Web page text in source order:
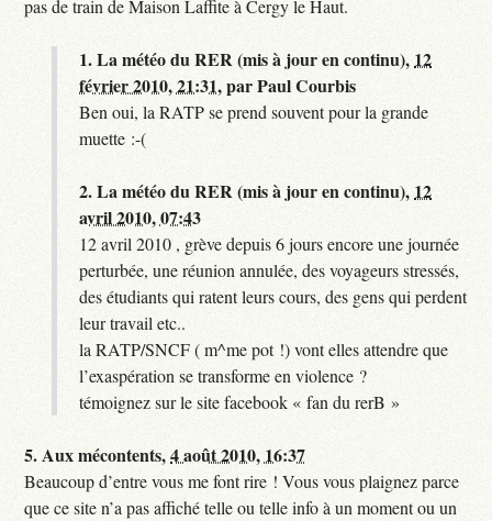
pas de train de Maison Laffite à Cergy le Haut.
1.La météo du RER (mis à jour en continu), 12
février 2010, 21:31,parPaul Courbis
Ben oui, la RATP se prend souvent pour la grande
muette :-(
2.La météo du RER (mis à jour en continu), 12
avril 2010, 07:43
12 avril 2010 , grève depuis 6 jours encore une journée
perturbée, une réunion annulée, des voyageurs stressés,
des étudiants qui ratent leurs cours, des gens qui perdent
leur travail etc..
la RATP/SNCF ( m^me pot !) vont elles attendre que
l’exaspération se transforme en violence ?
témoignez sur le site facebook « fan du rerB »
5.Aux mécontents,4 août 2010, 16:37
Beaucoup d’entre vous me font rire ! Vous vous plaignez parce
que ce site n’a pas affiché telle ou telle info à un moment ou un